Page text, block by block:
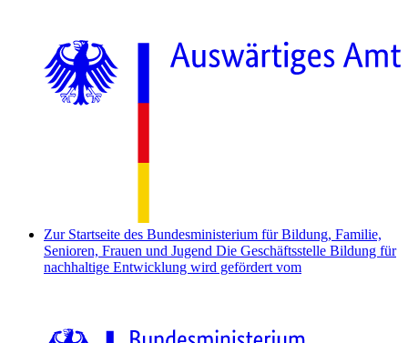
Zur Startseite des Bundesministerium für Bildung, Familie,
Senioren, Frauen und Jugend Die Geschäftsstelle Bildung für
nachhaltige Entwicklung wird gefördert vom